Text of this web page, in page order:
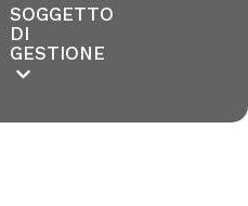
SOGGETTO
DI
GESTIONE